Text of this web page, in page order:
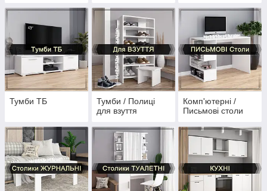
Тумби ТБ
Тумби / Полиці
для взуття
Комп'ютерні /
Письмові столи